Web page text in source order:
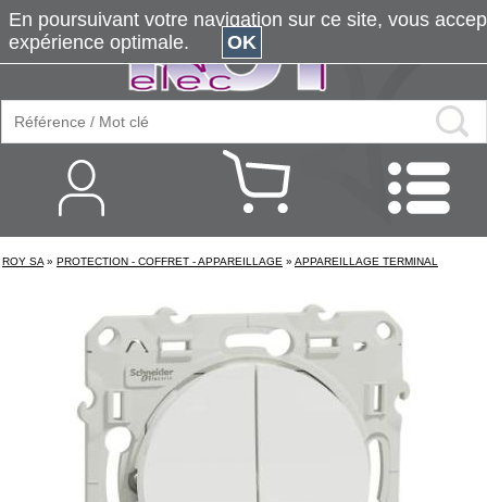
ROY SA » PROTECTION - COFFRET - APPAREILLAGE » APPAREILLAGE TERMINAL
En poursuivant votre navigation sur ce site, vous
expérience optimale.
OK